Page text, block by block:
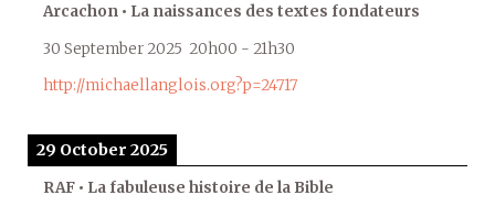
Arcachon • La naissances des textes fondateurs
30 September 2025 20h00 - 21h30
http://michaellanglois.org?p=24717
29 October 2025
RAF • La fabuleuse histoire de la Bible